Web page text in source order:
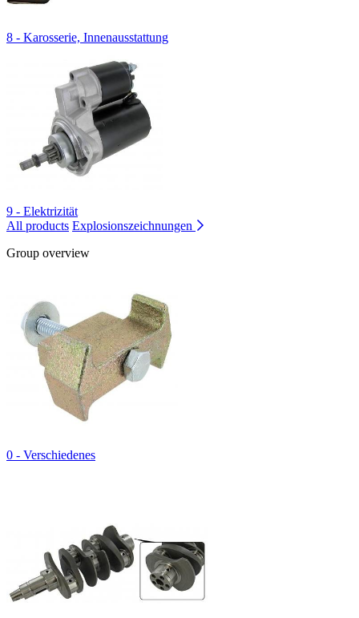
8 - Karosserie, Innenausstattung
9 - Elektrizität
All products Explosionszeichnungen
Group overview
0 - Verschiedenes